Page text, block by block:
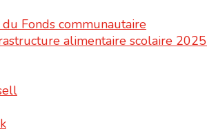
Fonds communautaire
alimentaire scolaire